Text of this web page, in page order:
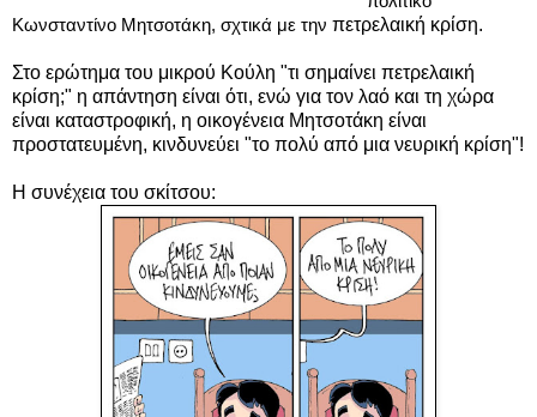
Κωνσταντίνο Μητσοτάκη, σχτικά με την πετρελαική κρίση.
Στο ερώτημα του μικρού Κούλη "τι σημαίνει πετρελαική
κρίση;" η απάντηση είναι ότι, ενώ για τον λαό και τη χώρα
είναι καταστροφική, η οικογένεια Μητσοτάκη είναι
προστατευμένη, κινδυνεύει "το πολύ από μια νευρική κρίση"!
Η συνέχεια του σκίτσου: